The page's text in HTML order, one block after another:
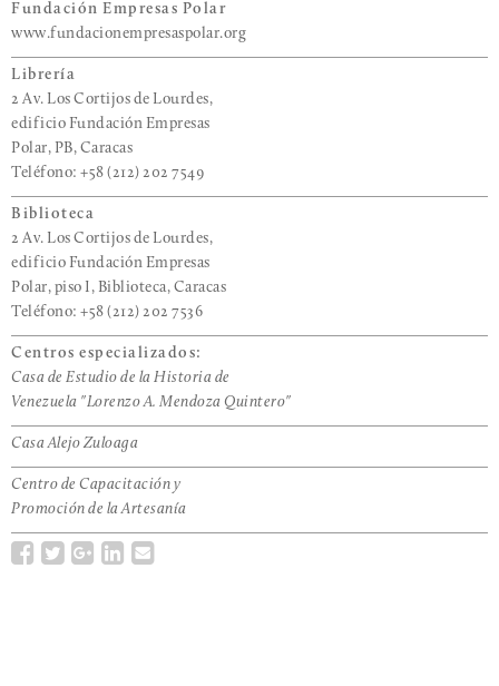
Fundación Empresas Polar
www.fundacionempresaspolar.org
Librería
2 Av. Los Cortijos de Lourdes,
edificio Fundación Empresas
Polar, PB, Caracas
Teléfono: +58 (212) 202 7549
Biblioteca
2 Av. Los Cortijos de Lourdes,
edificio Fundación Empresas
Polar, piso I, Biblioteca, Caracas
Teléfono: +58 (212) 202 7536
Centros especializados:
Casa de Estudio de la Historia de
Venezuela "Lorenzo A. Mendoza Quintero"
Casa Alejo Zuloaga
Centro de Capacitación y
Promoción de la Artesanía